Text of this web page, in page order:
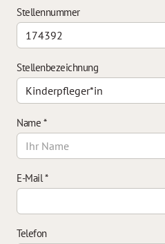
Stellennummer
Stellenbezeichnung
Name *
E-Mail*
Telefon